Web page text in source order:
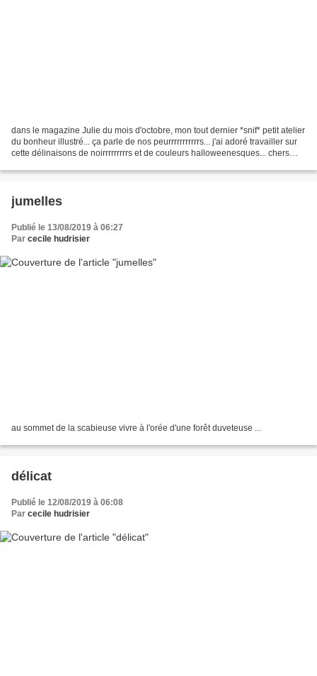
dans le magazine Julie du mois d'octobre, mon tout dernier *snif* petit atelier
du bonheur illustré... ça parle de nos peurrrrrrrrrrrs... j'ai adoré travailler sur
cette délinaisons de noirrrrrrrrrs et de couleurs halloweenesques... chers
jumelles
Publié le 13/08/2019 à 06:27
Par cecile hudrisier
au sommet de la scabieuse vivre à l'orée d'une forêt duveteuse ...
délicat
Publié le 12/08/2019 à 06:08
Par cecile hudrisier